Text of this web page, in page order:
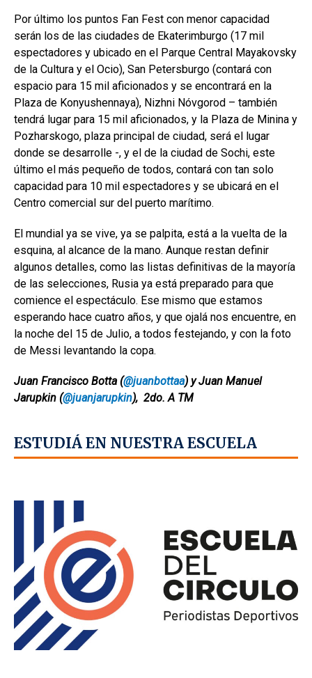
Por último los puntos Fan Fest con menor capacidad
serán los de las ciudades de Ekaterimburgo (17 mil
espectadores y ubicado en el Parque Central Mayakovsky
de la Cultura y el Ocio), San Petersburgo (contará con
espacio para 15 mil aficionados y se encontrará en la
Plaza de Konyushennaya), Nizhni Nóvgorod – también
tendrá lugar para 15 mil aficionados, y la Plaza de Minina y
Pozharskogo, plaza principal de ciudad, será el lugar
donde se desarrolle -, y el de la ciudad de Sochi, este
último el más pequeño de todos, contará con tan solo
capacidad para 10 mil espectadores y se ubicará en el
Centro comercial sur del puerto marítimo.
El mundial ya se vive, ya se palpita, está a la vuelta de la
esquina, al alcance de la mano. Aunque restan definir
algunos detalles, como las listas definitivas de la mayoría
de las selecciones, Rusia ya está preparado para que
comience el espectáculo. Ese mismo que estamos
esperando hace cuatro años, y que ojalá nos encuentre, en
la noche del 15 de Julio, a todos festejando, y con la foto
de Messi levantando la copa.
Juan Francisco Botta (@juanbottaa) y Juan Manuel
Jarupkin (@juanjarupkin), 2do. A TM
ESTUDIÁ EN NUESTRA ESCUELA